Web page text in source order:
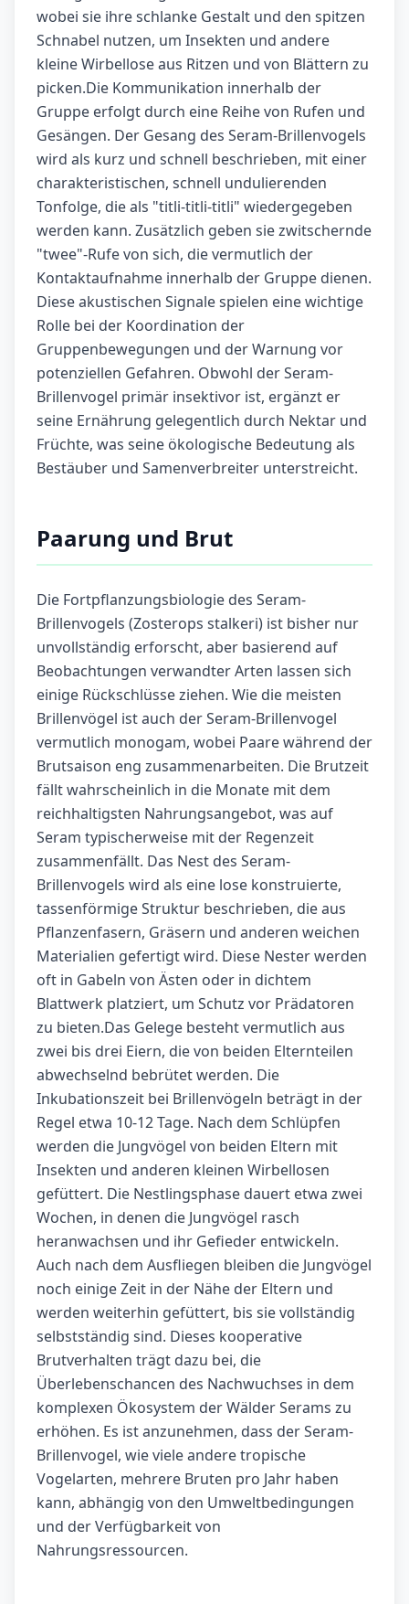
wobei sie ihre schlanke Gestalt und den spitzen
Schnabel nutzen, um Insekten und andere
kleine Wirbellose aus Ritzen und von Blättern zu
picken.Die Kommunikation innerhalb der
Gruppe erfolgt durch eine Reihe von Rufen und
Gesängen. Der Gesang des Seram-Brillenvogels
wird als kurz und schnell beschrieben, mit einer
charakteristischen, schnell undulierenden
Tonfolge, die als "titli-titli-titli" wiedergegeben
werden kann. Zusätzlich geben sie zwitschernde
"twee"-Rufe von sich, die vermutlich der
Kontaktaufnahme innerhalb der Gruppe dienen.
Diese akustischen Signale spielen eine wichtige
Rolle bei der Koordination der
Gruppenbewegungen und der Warnung vor
potenziellen Gefahren. Obwohl der Seram-
Brillenvogel primär insektivor ist, ergänzt er
seine Ernährung gelegentlich durch Nektar und
Früchte, was seine ökologische Bedeutung als
Bestäuber und Samenverbreiter unterstreicht.
Paarung und Brut
Die Fortpflanzungsbiologie des Seram-
Brillenvogels (Zosterops stalkeri) ist bisher nur
unvollständig erforscht, aber basierend auf
Beobachtungen verwandter Arten lassen sich
einige Rückschlüsse ziehen. Wie die meisten
Brillenvögel ist auch der Seram-Brillenvogel
vermutlich monogam, wobei Paare während der
Brutsaison eng zusammenarbeiten. Die Brutzeit
fällt wahrscheinlich in die Monate mit dem
reichhaltigsten Nahrungsangebot, was auf
Seram typischerweise mit der Regenzeit
zusammenfällt. Das Nest des Seram-
Brillenvogels wird als eine lose konstruierte,
tassenförmige Struktur beschrieben, die aus
Pflanzenfasern, Gräsern und anderen weichen
Materialien gefertigt wird. Diese Nester werden
oft in Gabeln von Ästen oder in dichtem
Blattwerk platziert, um Schutz vor Prädatoren
zu bieten.Das Gelege besteht vermutlich aus
zwei bis drei Eiern, die von beiden Elternteilen
abwechselnd bebrütet werden. Die
Inkubationszeit bei Brillenvögeln beträgt in der
Regel etwa 10-12 Tage. Nach dem Schlüpfen
werden die Jungvögel von beiden Eltern mit
Insekten und anderen kleinen Wirbellosen
gefüttert. Die Nestlingsphase dauert etwa zwei
Wochen, in denen die Jungvögel rasch
heranwachsen und ihr Gefieder entwickeln.
Auch nach dem Ausfliegen bleiben die Jungvögel
noch einige Zeit in der Nähe der Eltern und
werden weiterhin gefüttert, bis sie vollständig
selbstständig sind. Dieses kooperative
Brutverhalten trägt dazu bei, die
Überlebenschancen des Nachwuchses in dem
komplexen Ökosystem der Wälder Serams zu
erhöhen. Es ist anzunehmen, dass der Seram-
Brillenvogel, wie viele andere tropische
Vogelarten, mehrere Bruten pro Jahr haben
kann, abhängig von den Umweltbedingungen
und der Verfügbarkeit von
Nahrungsressourcen.